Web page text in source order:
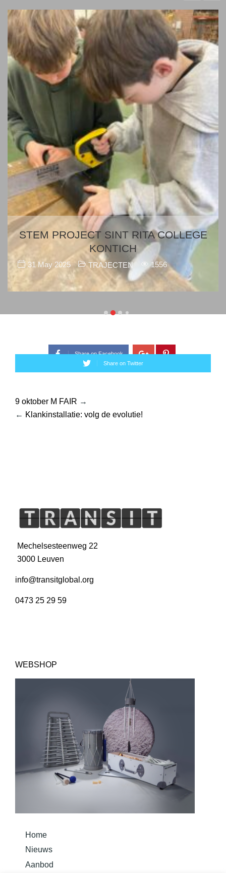
STEM PROJECT SINT RITA COLLEGE
KONTICH
31 May 2025 TRAJECTEN 1556
Share on Facebook
Share on Twitter
9 oktober M FAIR
Klankinstallatie: volg de evolutie!
Mechelsesteenweg 22
3000 Leuven
info@transitglobal.org
0473 25 29 59
WEBSHOP
Home
Nieuws
Aanbod